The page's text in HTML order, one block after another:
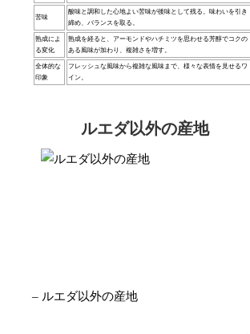
苦味
酸味と調和した心地よい苦味が後味として残る。味わいを引き
締め、バランスを取る。
熟成によ
る変化
熟成を経ると、アーモンドやハチミツを思わせる芳醇でコクの
ある風味が加わり、複雑さを増す。
全体的な
印象
フレッシュな風味から複雑な風味まで、様々な表情を見せるワ
イン。
ルエダ以外の産地
– ルエダ以外の産地